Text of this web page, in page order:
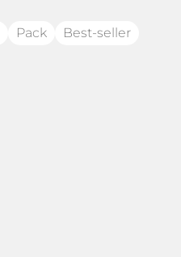
Pack Best-seller